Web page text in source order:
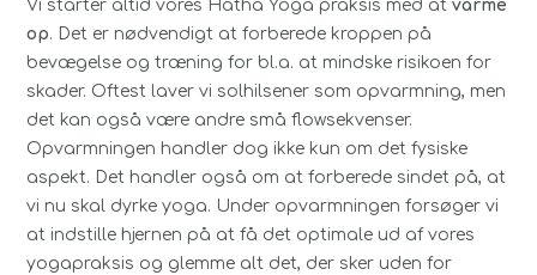
Vi starter altid vores Hatha Yoga praksis med at varme
op. Det er nødvendigt at forberede kroppen på
bevægelse og træning for bl.a. at mindske risikoen for
skader. Oftest laver vi solhilsener som opvarmning, men
det kan også være andre små flowsekvenser.
Opvarmningen handler dog ikke kun om det fysiske
aspekt. Det handler også om at forberede sindet på, at
vi nu skal dyrke yoga. Under opvarmningen forsøger vi
at indstille hjernen på at få det optimale ud af vores
yogapraksis og glemme alt det, der sker uden for